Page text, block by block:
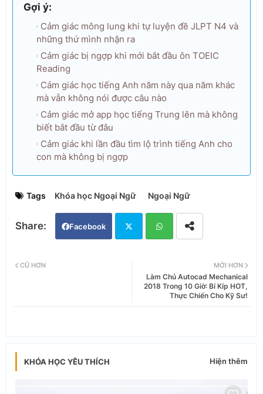
Gợi ý:
Cảm giác mông lung khi tự luyện đề JLPT N4 và
những thứ mình nhận ra
Cảm giác bị ngợp khi mới bắt đầu ôn TOEIC
Reading
Cảm giác học tiếng Anh năm này qua năm khác
mà vẫn không nói được câu nào
Cảm giác mở app học tiếng Trung lên mà không
biết bắt đầu từ đâu
Cảm giác khi lần đầu tìm lộ trình tiếng Anh cho
con mà không bị ngợp
Tags Khóa học Ngoại Ngữ Ngoại Ngữ
Facebook
ats
MỚI HƠN
Làm Chủ Autocad Mechanical
2018 Trong 10 Giờ: Bí Kíp HOT,
Thực Chiến Cho Kỹ Sư!
CŨ HƠN
KHÓA HỌC YÊU THÍCH Hiện thêm